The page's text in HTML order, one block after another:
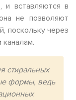
и вставляются в
не позволяют
поскольку через
стиральных
формы, ведь